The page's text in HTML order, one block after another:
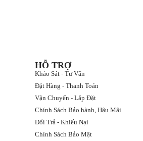
HỖ TRỢ
Khảo Sát - Tư Vấn
Đặt Hàng - Thanh Toán
Vận Chuyển - Lắp Đặt
Chính Sách Bảo hành, Hậu Mãi
Đổi Trả - Khiếu Nại
Chính Sách Bảo Mật